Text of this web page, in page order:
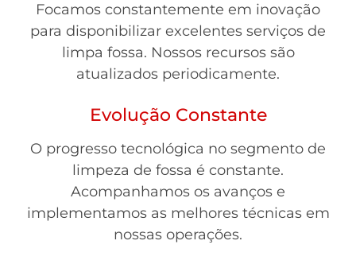
Focamos constantemente em inovação
para disponibilizar excelentes serviços de
limpa fossa. Nossos recursos são
atualizados periodicamente.
Evolução Constante
O progresso tecnológica no segmento de
limpeza de fossa é constante.
Acompanhamos os avanços e
implementamos as melhores técnicas em
nossas operações.